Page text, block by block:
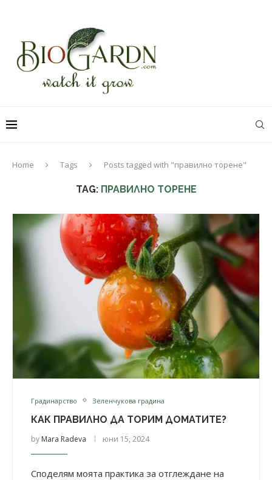
Home Tags Posts tagged with "правилно торене"
TAG: ПРАВИЛНО ТОРЕНЕ
Градинарство Зеленчукова градина
КАК ПРАВИЛНО ДА ТОРИМ ДОМАТИТЕ?
by Mara Radeva юни 15, 2024
Споделям моята практика за отглеждане на